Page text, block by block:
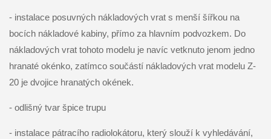
- instalace posuvných nákladových vrat s menší šířkou na
bocích nákladové kabiny, přímo za hlavním podvozkem. Do
nákladových vrat tohoto modelu je navíc vetknuto jenom jedno
hranaté okénko, zatímco součástí nákladových vrat modelu Z-
20 je dvojice hranatých okének.
- odlišný tvar špice trupu
- instalace pátracího radiolokátoru, který slouží k vyhledávání,